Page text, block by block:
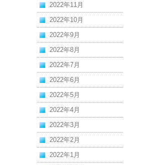
2022年11月
2022年10月
2022年9月
2022年8月
2022年7月
2022年6月
2022年5月
2022年4月
2022年3月
2022年2月
2022年1月